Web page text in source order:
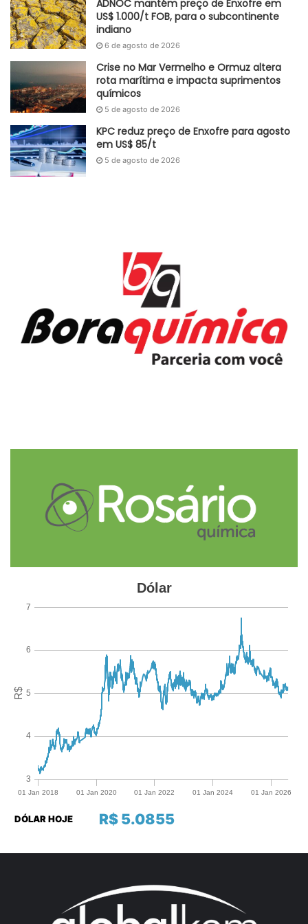
ADNOC mantém preço de Enxofre em
US$ 1.000/t FOB, para o subcontinente
indiano
6 de agosto de 2026
Crise no Mar Vermelho e Ormuz altera
rota marítima e impacta suprimentos
químicos
5 de agosto de 2026
KPC reduz preço de Enxofre para agosto
em US$ 85/t
5 de agosto de 2026
R$ 5.0855
DÓLAR HOJE